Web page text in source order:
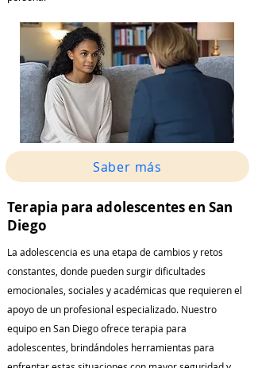
Saber más
Terapia para adolescentes en San
Diego
La adolescencia es una etapa de cambios y retos
constantes, donde pueden surgir dificultades
emocionales, sociales y académicas que requieren el
apoyo de un profesional especializado. Nuestro
equipo en San Diego ofrece terapia para
adolescentes, brindándoles herramientas para